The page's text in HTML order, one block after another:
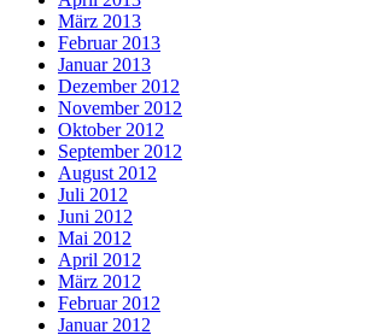
März 2013
Februar 2013
Januar 2013
Dezember 2012
November 2012
Oktober 2012
September 2012
August 2012
Juli 2012
Juni 2012
Mai 2012
April 2012
März 2012
Februar 2012
Januar 2012